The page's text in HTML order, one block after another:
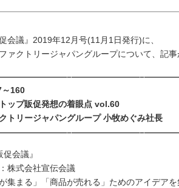
促会議』2019年12月号(11月1日発行)に、
ァクトリージャパングループについて、記
～160
ップ販促発想の着眼点 vol.60
トリージャパングループ 小牧めぐみ社長
会議』
株式会社宣伝会議
が集まる」「商品が売れる」ためのアイデア